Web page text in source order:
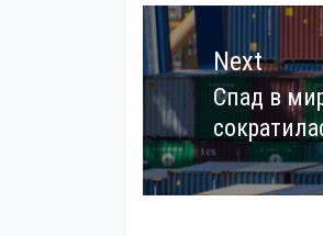
Next
Next
post:
Спад в